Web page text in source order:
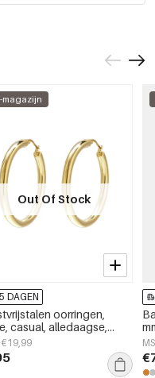
magazijn
Out Of Stock
DAGEN
oorringen,
casual, alledaagse,
serie,
€19,99